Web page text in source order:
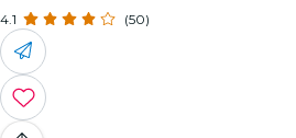
4.1 (50)